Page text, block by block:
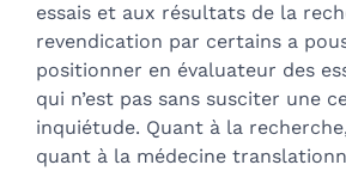
essais et aux résultats de la
revendication par certains a
positionner en évaluateur des
qui n’est pas sans susciter une
inquiétude. Quant à la
quant à la médecine